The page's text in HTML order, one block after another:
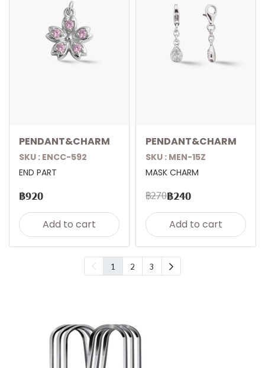
PENDANT&CHARM
SKU : ENCC-592
END PART
฿920
Add to cart
PENDANT&CHARM
SKU : MEN-15Z
MASK CHARM
฿270฿240
Add to cart
1 2 3